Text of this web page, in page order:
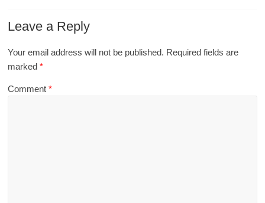
Leave a Reply
Your email address will not be published. Required fields are
marked*
Comment*